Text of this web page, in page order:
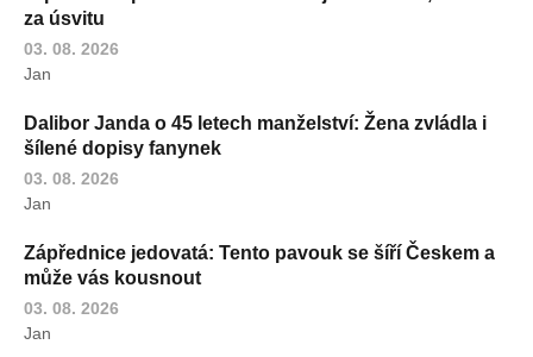
za úsvitu
03. 08. 2026
Jan
Dalibor Janda o 45 letech manželství: Žena zvládla i
šílené dopisy fanynek
03. 08. 2026
Jan
Zápřednice jedovatá: Tento pavouk se šíří Českem a
může vás kousnout
03. 08. 2026
Jan